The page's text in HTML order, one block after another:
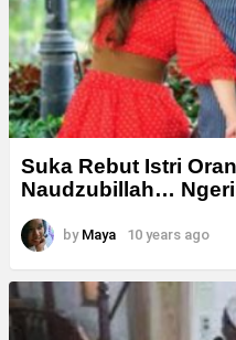
Suka Rebut Istri
Naudzubillah…
by Maya 10 years ago